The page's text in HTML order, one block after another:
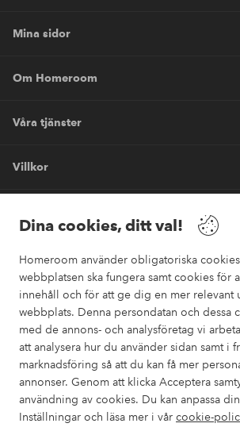
Dina cookies, ditt val!
Homeroom använder obligatoriska
webbplatsen ska fungera samt cookies för
innehåll och för att ge dig en mer relevant
webbplats. Denna persondatan och dessa
med de annons- och analysföretag vi
att analysera hur du använder sidan samt i
marknadsföring så att du kan få mer
annonser. Genom att klicka Acceptera
användning av cookies. Du kan anpassa
Inställningar och läsa mer i vår cookie-
Mina sidor
Om Homeroom
Våra tjänster
Villkor
Säkra betalningar
Vill du veta mer om våra
elpy